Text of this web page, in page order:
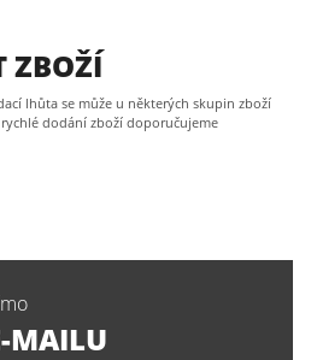
ZBOŽÍ
lhůta se může u některých skupin zboží
dodání zboží doporučujeme
MAILU